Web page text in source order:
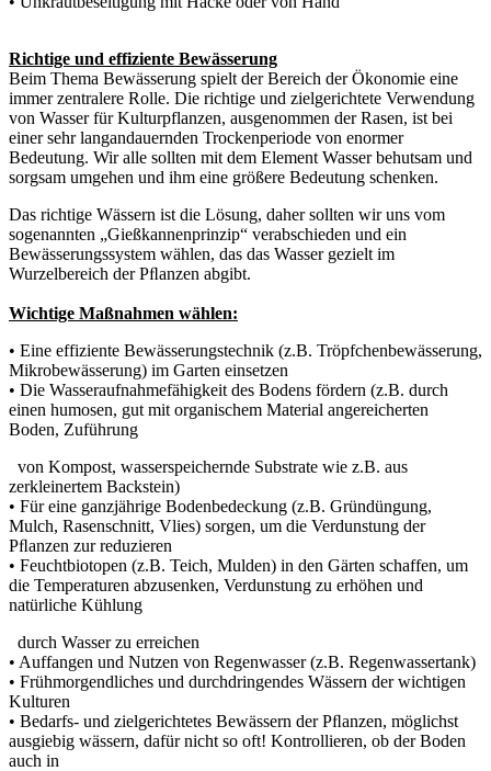
Richtige und effiziente Bewässerung
Beim Thema Bewässerung spielt der Bereich der Ökonomie eine
immer zentralere Rolle. Die richtige und zielgerichtete Verwendung
von Wasser für Kulturpflanzen, ausgenommen der Rasen, ist bei
einer sehr langandauernden Trockenperiode von enormer
Bedeutung. Wir alle sollten mit dem Element Wasser behutsam und
sorgsam umgehen und ihm eine größere Bedeutung schenken.
Das richtige Wässern ist die Lösung, daher sollten wir uns vom
sogenannten „Gießkannenprinzip“ verabschieden und ein
Bewässerungssystem wählen, das das Wasser gezielt im
Wurzelbereich der Pﬂanzen abgibt.
Wichtige Maßnahmen wählen:
• Eine effiziente Bewässerungstechnik (z.B. Tröpfchenbewässerung,
Mikrobewässerung) im Garten einsetzen
• Die Wasseraufnahmefähigkeit des Bodens fördern (z.B. durch
einen humosen, gut mit organischem Material angereicherten
Boden, Zuführung
von Kompost, wasserspeichernde Substrate wie z.B. aus
zerkleinertem Backstein)
• Für eine ganzjährige Bodenbedeckung (z.B. Gründüngung,
Mulch, Rasenschnitt, Vlies) sorgen, um die Verdunstung der
Pﬂanzen zur reduzieren
• Feuchtbiotopen (z.B. Teich, Mulden) in den Gärten schaffen, um
die Temperaturen abzusenken, Verdunstung zu erhöhen und
natürliche Kühlung
durch Wasser zu erreichen
• Auffangen und Nutzen von Regenwasser (z.B. Regenwassertank)
• Frühmorgendliches und durchdringendes Wässern der wichtigen
Kulturen
• Bedarfs- und zielgerichtetes Bewässern der Pﬂanzen, möglichst
ausgiebig wässern, dafür nicht so oft! Kontrollieren, ob der Boden
auch in